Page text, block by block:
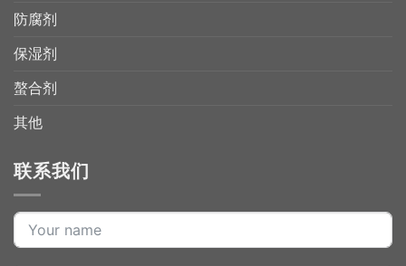
防腐剂
保湿剂
螯合剂
其他
联系我们